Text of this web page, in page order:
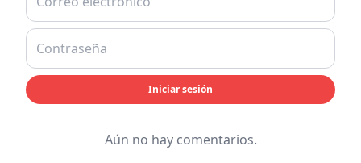
Iniciar sesión
Aún no hay comentarios.